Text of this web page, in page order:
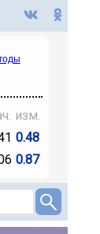
изм.
0.48
0.87